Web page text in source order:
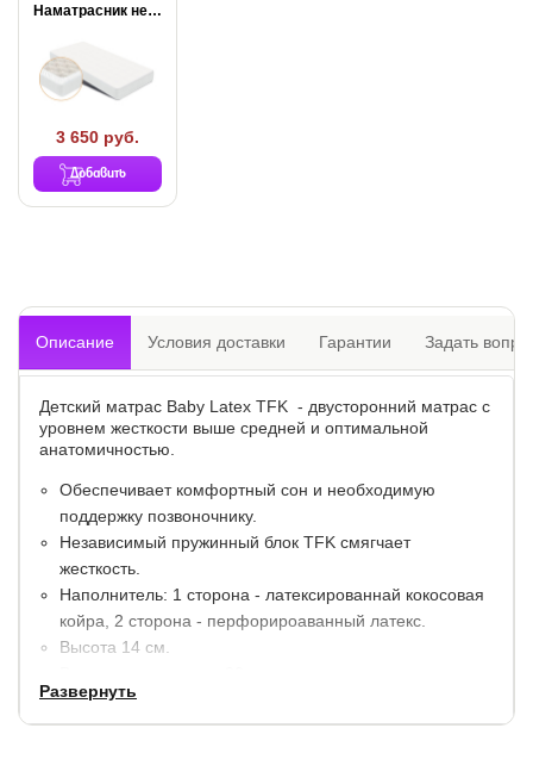
Наматрасник непромокаемый Dry
3 650 руб.
Добавить
Описание Условия доставки Гарантии Задать
Детский матрас Baby Latex TFK - двусторонний матрас с
уровнем жесткости выше средней и оптимальной
анатомичностью.
Обеспечивает комфортный сон и необходимую
поддержку позвоночнику.
Независимый пружинный блок TFK смягчает
жесткость.
Наполнитель: 1 сторона - латексированнай кокосовая
койра, 2 сторона - перфорироаванный латекс.
Высота 14 см.
Чехол Cotton Baby (бязь).
Гарантия: 2 года.
Развернуть